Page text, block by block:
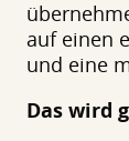
auf einen
und eine
Das wird